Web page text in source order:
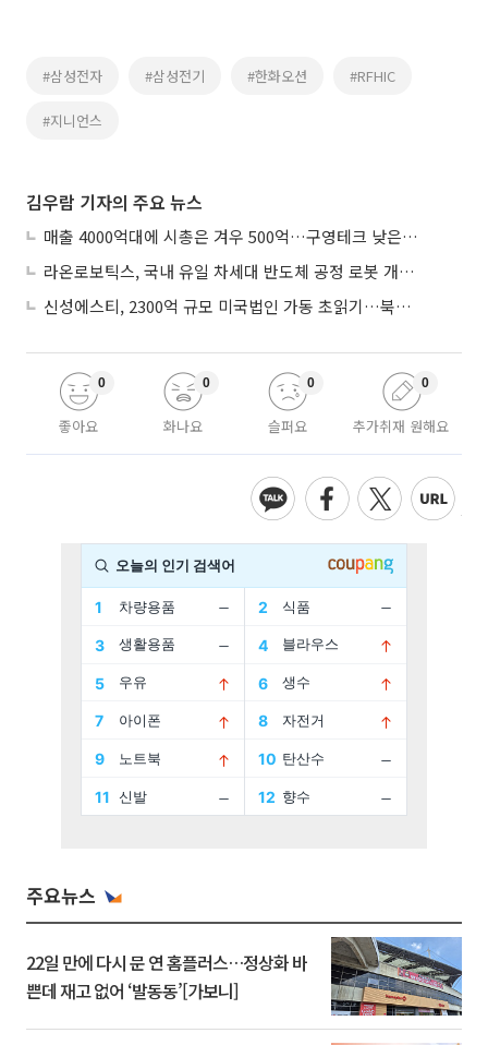
#삼성전자 #삼성전기 #한화오션 #RFHIC
#지니언스
김우람 기자의 주요 뉴스
매출 4000억대에 시총은 겨우 500억…구영테크 낮은 몸값에 저가 승계 마무리
라온로보틱스, 국내 유일 차세대 반도체 공정 로봇 개발 ‘고객사 테스트 진행’
신성에스티, 2300억 규모 미국법인 가동 초읽기…북미 ESS 공략 본격화
좋아요
0
화나요
0
슬퍼요
0
추가취재 원해요
0
주요뉴스
22일 만에 다시 문 연 홈플러스…정상화 바
쁜데 재고 없어 ‘발동동’[가보니]